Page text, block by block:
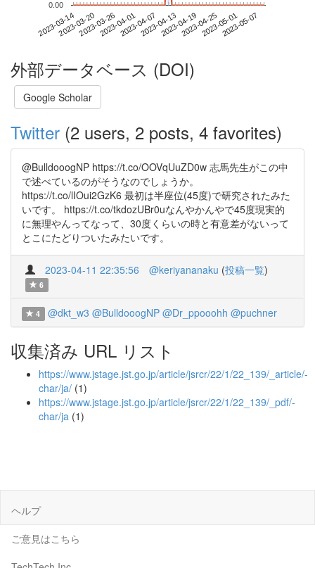
2023-03-142023-03-202023-03-262023-04-012023-04-072023-04-132023-04-192023-04-252023-05-012023-05-07
0.00
外部データベース (DOI)
Google Scholar
Twitter (2 users, 2 posts, 4 favorites)
@BulldooogNP https://t.co/OOVqUuZD0w 志馬先生がこの中
で述べているのがそうなのでしょうか。
https://t.co/lIOui2GzK6 最初は半座位(45度)で研究されたみた
いです。 https://t.co/tkdozUBr0uなんやかんやで45度現実的
に無理やんってなって、30度くらいの時と有意差がないって
とこにたどりついたみたいです。
2023-04-11 22:35:56 @keriyananaku (投稿一覧)
6
4 @dkt_w3 @BulldooogNP @Dr_ppooohh @puchner
収集済み URL リスト
https://www.jstage.jst.go.jp/article/jsrcr/22/1/22_139/_article/-
char/ja/ (1)
https://www.jstage.jst.go.jp/article/jsrcr/22/1/22_139/_pdf/-
char/ja (1)
ヘルプ
ご意見はこちら